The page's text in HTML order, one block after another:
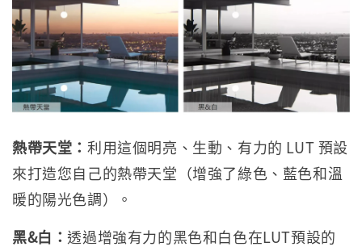
熱帶天堂： 利用這個明亮、生動、有力的 LUT 預設
來打造您自己的熱帶天堂（增強了綠色、藍色和溫
暖的陽光色調）。
黑&白：透過增強有力的黑色和白色在LUT預設的